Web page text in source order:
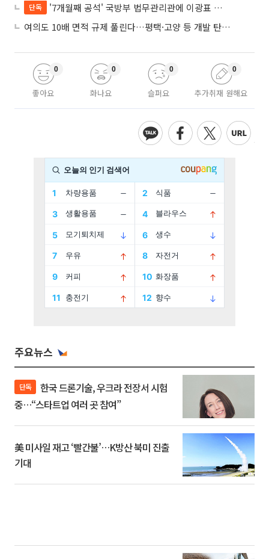
단독
'7개월째 공석' 국방부 법무관리관에 이광표 변호사 내정
여의도 10배 면적 규제 풀린다…평택·고양 등 개발 탄력 기대
좋아요
0
화나요
0
슬퍼요
0
추가취재 원해요
0
주요뉴스
단독
중…“스타트업 여러 곳 참여”
美 미사일 재고 ‘빨간불’…K방산 북미 진출
기대